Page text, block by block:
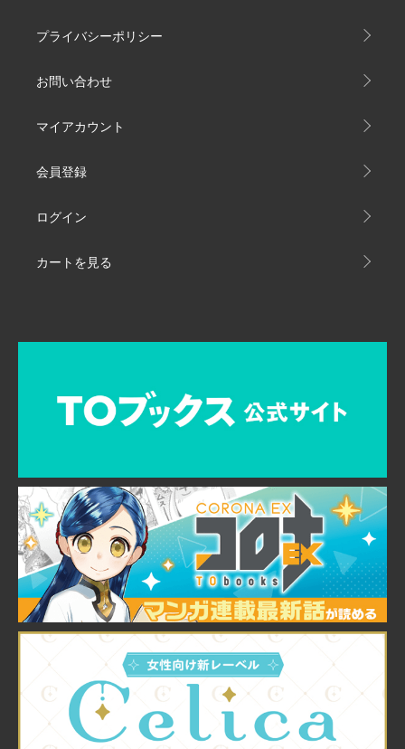
プライバシーポリシー
お問い合わせ
マイアカウント
会員登録
ログイン
カートを見る